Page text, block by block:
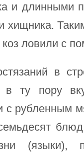
и длинными
хищника.
ловили с
в
в ту пору
с рубленным
(языки),